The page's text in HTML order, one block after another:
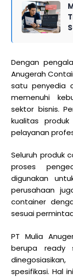
Dengan
Anugerah
satu penyedia
memenuhi
sektor bisnis.
kualitas
pelayanan
Seluruh produk
proses
digunakan
perusahaan
container
sesuai
PT Mulia
berupa ready
spesifikasi. Hal